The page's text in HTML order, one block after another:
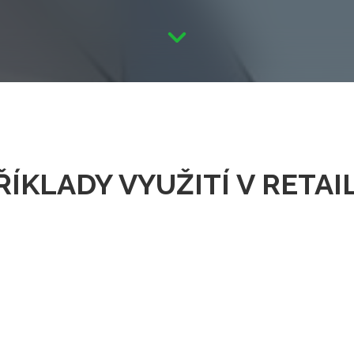
VYUŽITÍ V